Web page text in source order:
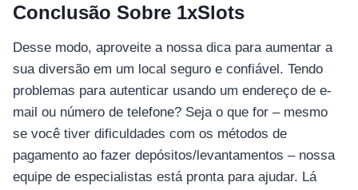
Conclusão Sobre 1xSlots
Desse modo, aproveite a nossa dica para aumentar a
sua diversão em um local seguro e confiável. Tendo
problemas para autenticar usando um endereço de e-
mail ou número de telefone? Seja o que for – mesmo
se você tiver dificuldades com os métodos de
pagamento ao fazer depósitos/levantamentos – nossa
equipe de especialistas está pronta para ajudar. Lá